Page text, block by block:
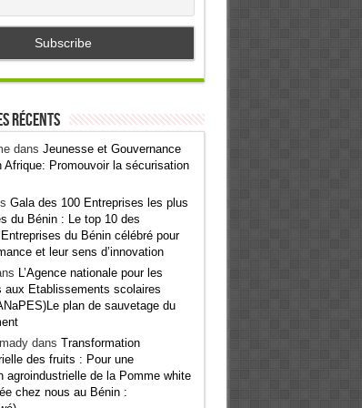
récents
dans Jeunesse et Gouvernance
Afrique: Promouvoir la sécurisation
Gala des 100 Entreprises les plus
du Bénin : Le top 10 des
du Bénin célébré pour
et leur sens d’innovation
L’Agence nationale pour les
aux Etablissements scolaires
plan de sauvetage du
dans Transformation
des fruits : Pour une
agroindustrielle de la Pomme white
chez nous au Bénin :